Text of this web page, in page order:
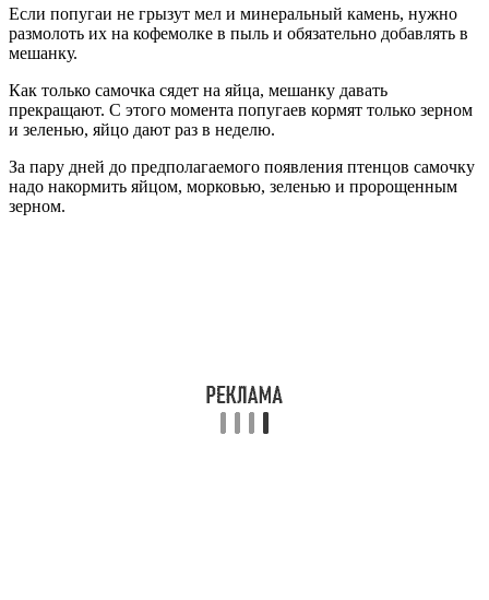
Если попугаи не грызут мел и минеральный камень, нужно
размолоть их на кофемолке в пыль и обязательно добавлять в
мешанку.
Как только самочка сядет на яйца, мешанку давать
прекращают. С этого момента попугаев кормят только зерном
и зеленью, яйцо дают раз в неделю.
За пару дней до предполагаемого появления птенцов самочку
надо накормить яйцом, морковью, зеленью и пророщенным
зерном.